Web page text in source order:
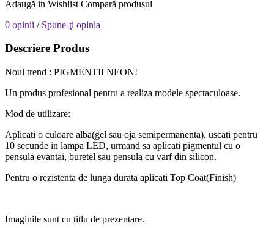
Adaugă in Wishlist Compară produsul
0 opinii / Spune-ţi opinia
Descriere Produs
Noul trend : PIGMENTII NEON!
Un produs profesional pentru a realiza modele spectaculoase.
Mod de utilizare:
Aplicati o culoare alba(gel sau oja semipermanenta), uscati pentru
10 secunde in lampa LED, urmand sa aplicati pigmentul cu o
pensula evantai, buretel sau pensula cu varf din silicon.
Pentru o rezistenta de lunga durata aplicati Top Coat(Finish)
Imaginile sunt cu titlu de prezentare.